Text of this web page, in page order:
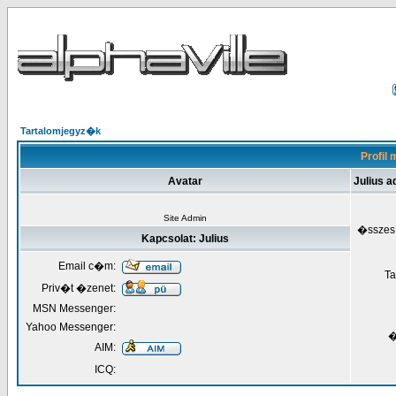
Tartalomjegyz�k
Profil
Avatar
Julius
Site Admin
Kapcsolat: Julius
Email c�m:
Priv�t �zenet:
MSN Messenger:
Yahoo Messenger:
AIM:
ICQ: